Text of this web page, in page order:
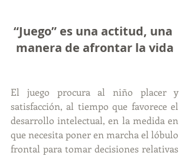
“Juego” es una actitud, una
manera de afrontar la vida
El juego procura al niño placer y
satisfacción, al tiempo que favorece el
desarrollo intelectual, en la medida en
que necesita poner en marcha el lóbulo
frontal para tomar decisiones relativas